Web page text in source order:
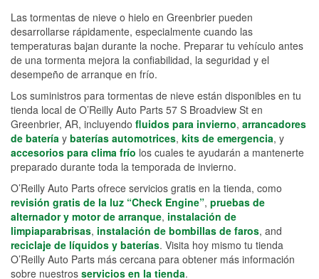
Las tormentas de nieve o hielo en Greenbrier pueden
desarrollarse rápidamente, especialmente cuando las
temperaturas bajan durante la noche. Preparar tu vehículo antes
de una tormenta mejora la confiabilidad, la seguridad y el
desempeño de arranque en frío.
Los suministros para tormentas de nieve están disponibles en tu
tienda local de O’Reilly Auto Parts 57 S Broadview St en
Greenbrier, AR, incluyendo fluidos para invierno, arrancadores
de batería y baterías automotrices, kits de emergencia, y
accesorios para clima frío los cuales te ayudarán a mantenerte
preparado durante toda la temporada de invierno.
O’Reilly Auto Parts ofrece servicios gratis en la tienda, como
revisión gratis de la luz “Check Engine”, pruebas de
alternador y motor de arranque, instalación de
limpiaparabrisas, instalación de bombillas de faros, and
reciclaje de líquidos y baterías. Visita hoy mismo tu tienda
O’Reilly Auto Parts más cercana para obtener más información
sobre nuestros servicios en la tienda.